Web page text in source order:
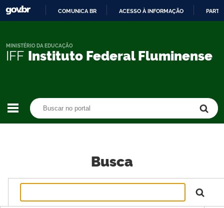
CONTEÚDO
COMUNICA BR ACESSO À INFORMAÇÃO
IFF Instituto Federal Fluminense
MINISTÉRIO DA EDUCAÇÃO
Busca